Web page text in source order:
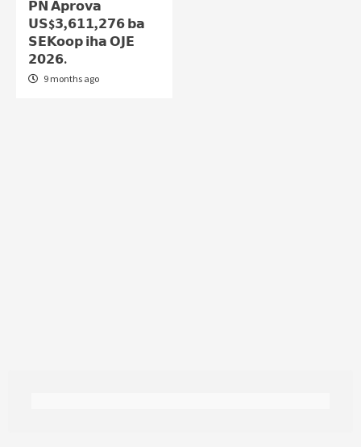
𝗣𝗡 𝗔𝗽𝗿𝗼𝘃𝗮
𝗨𝗦$𝟯,𝟲𝟭𝟭,𝟮𝟳𝟲 𝗯𝗮
𝗦𝗘𝗞𝗼𝗼𝗽 𝗶𝗵𝗮 𝗢𝗝𝗘
𝟮𝟬𝟮𝟲.
9 months ago